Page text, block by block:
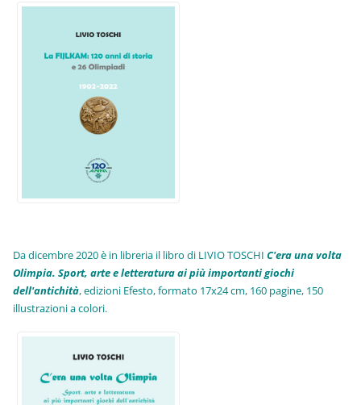
Da dicembre 2020 è in libreria il libro di LIVIO TOSCHIC'era una volta
Olimpia. Sport, arte e letteratura ai più importanti giochi
dell'antichità,edizioni Efesto, formato 17x24 cm, 160 pagine, 150
illustrazioni a colori.